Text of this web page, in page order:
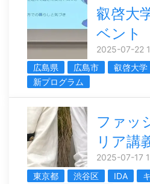
叡啓大
ベント
2025-07-22
広島県
広島市 叡啓大学
新プログラム
ファッ
リア講
2025-07-17
東京都
渋谷区 IDA